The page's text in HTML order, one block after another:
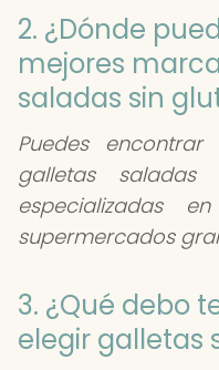
2. ¿Dónde
mejores
saladas sin
Puedes
galletas saladas
especializadas
supermercados
3. ¿Qué debo
elegir galletas